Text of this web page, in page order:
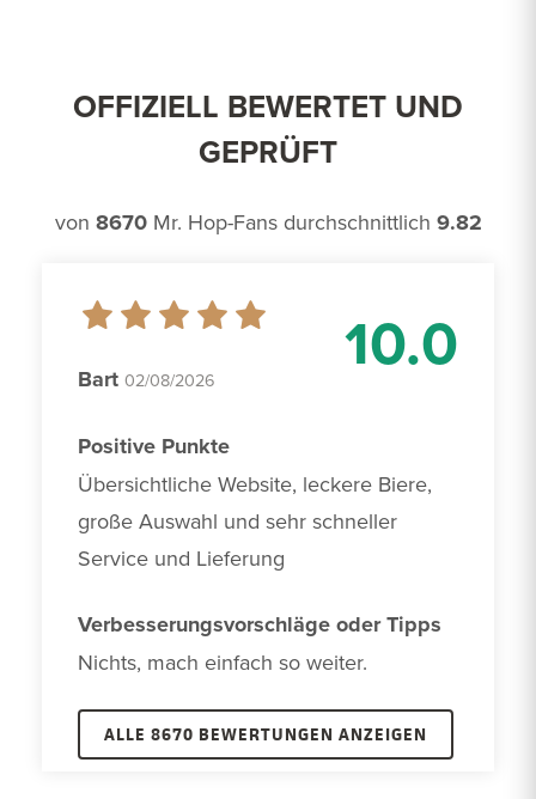
OFFIZIELL BEWERTET UND
GEPRÜFT
von 8670Mr. Hop-Fans durchschnittlich 9.82
10.0
Bart 02/08/2026
Positive Punkte
Übersichtliche Website, leckere Biere,
große Auswahl und sehr schneller
Service und Lieferung
Verbesserungsvorschläge oder Tipps
Nichts, mach einfach so weiter.
ALLE 8670 BEWERTUNGEN ANZEIGEN